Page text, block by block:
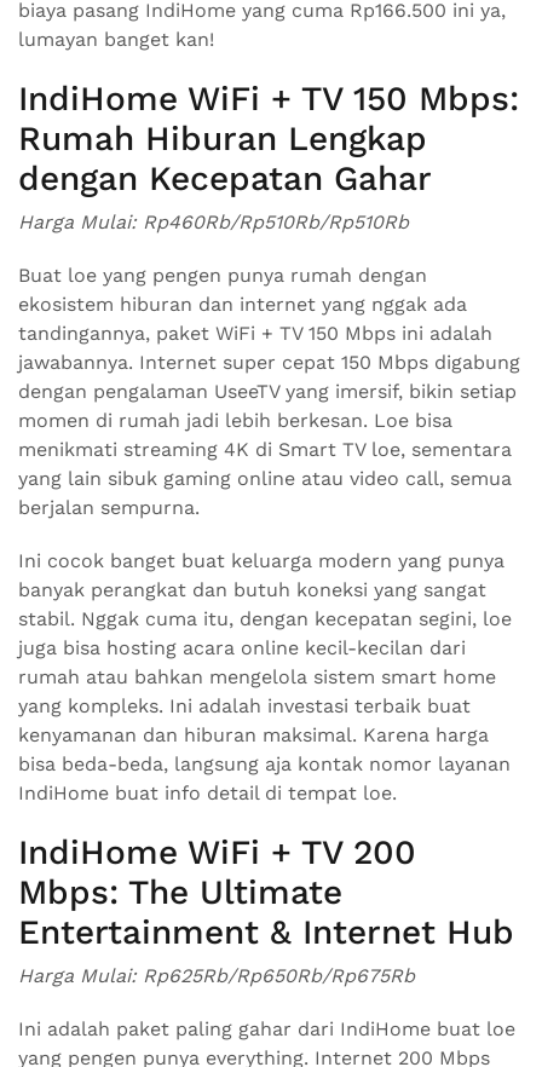
biaya pasang IndiHome yang cuma Rp166.500 ini ya,
lumayan banget kan!
IndiHome WiFi + TV 150 Mbps:
Rumah Hiburan Lengkap
dengan Kecepatan Gahar
Harga Mulai: Rp460Rb/Rp510Rb/Rp510Rb
Buat loe yang pengen punya rumah dengan
ekosistem hiburan dan internet yang nggak ada
tandingannya, paket WiFi + TV 150 Mbps ini adalah
jawabannya. Internet super cepat 150 Mbps digabung
dengan pengalaman UseeTV yang imersif, bikin setiap
momen di rumah jadi lebih berkesan. Loe bisa
menikmati streaming 4K di Smart TV loe, sementara
yang lain sibuk gaming online atau video call, semua
berjalan sempurna.
Ini cocok banget buat keluarga modern yang punya
banyak perangkat dan butuh koneksi yang sangat
stabil. Nggak cuma itu, dengan kecepatan segini, loe
juga bisa hosting acara online kecil-kecilan dari
rumah atau bahkan mengelola sistem smart home
yang kompleks. Ini adalah investasi terbaik buat
kenyamanan dan hiburan maksimal. Karena harga
bisa beda-beda, langsung aja kontak nomor layanan
IndiHome buat info detail di tempat loe.
IndiHome WiFi + TV 200
Mbps: The Ultimate
Entertainment & Internet Hub
Harga Mulai: Rp625Rb/Rp650Rb/Rp675Rb
Ini adalah paket paling gahar dari IndiHome buat loe
yang pengen punya everything. Internet 200 Mbps